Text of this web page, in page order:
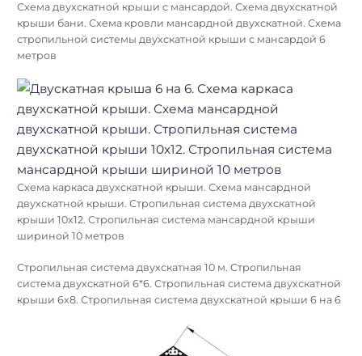
Схема двухскатной крыши с мансардой. Схема двухскатной
крыши бани. Схема кровли мансардной двухскатной. Схема
стропильной системы двухскатной крыши с мансардой 6
метров
Схема каркаса двухскатной крыши. Схема мансардной
двухскатной крыши. Стропильная система двухскатной
крыши 10х12. Стропильная система мансардной крыши
шириной 10 метров
Стропильная система двухскатная 10 м. Стропильная
система двухскатной 6*6. Стропильная система двухскатной
крыши 6х8. Стропильная система двухскатной крыши 6 на 6